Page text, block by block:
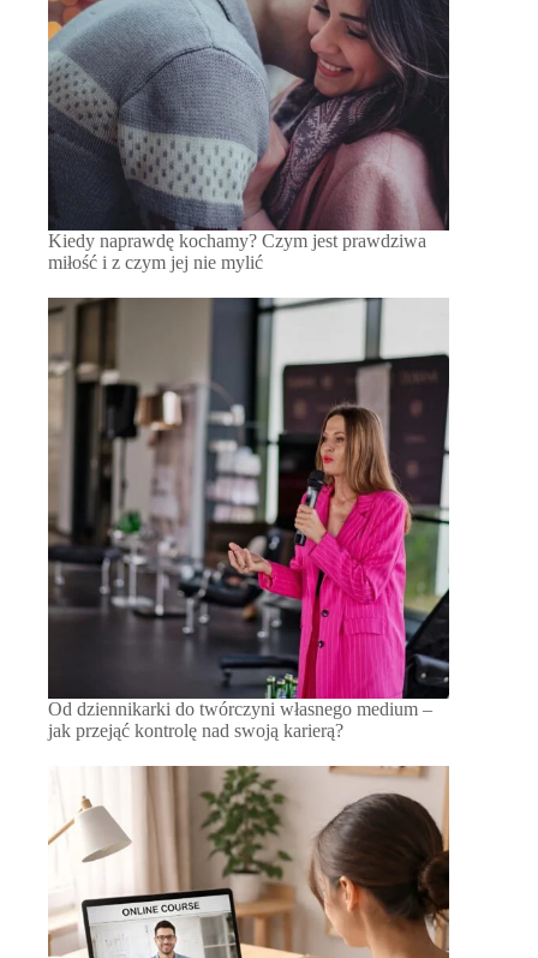
Kiedy naprawdę kochamy? Czym jest prawdziwa
miłość i z czym jej nie mylić
Od dziennikarki do twórczyni własnego medium –
jak przejąć kontrolę nad swoją karierą?